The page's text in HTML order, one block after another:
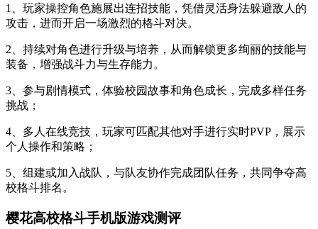
1、玩家操控角色施展出连招技能，凭借灵活身法躲避敌人的
攻击，进而开启一场激烈的格斗对决。
2、持续对角色进行升级与培养，从而解锁更多绚丽的技能与
装备，增强战斗力与生存能力。
3、参与剧情模式，体验校园故事和角色成长，完成多样任务
挑战；
4、多人在线竞技，玩家可匹配其他对手进行实时PVP，展示
个人操作和策略；
5、组建或加入战队，与队友协作完成团队任务，共同争夺高
校格斗排名。
樱花高校格斗手机版游戏测评